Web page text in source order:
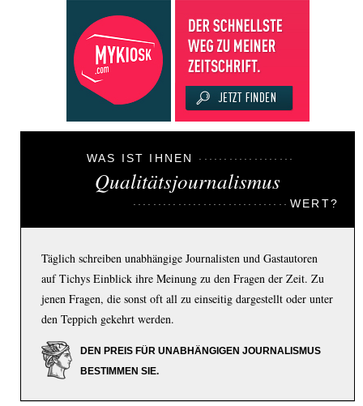
WAS IST IHNEN
Qualitätsjournalismus
WERT?
Täglich schreiben unabhängige Journalisten und Gastautoren
auf Tichys Einblick ihre Meinung zu den Fragen der Zeit. Zu
jenen Fragen, die sonst oft all zu einseitig dargestellt oder unter
den Teppich gekehrt werden.
DEN PREIS FÜR UNABHÄNGIGEN JOURNALISMUS
BESTIMMEN SIE.